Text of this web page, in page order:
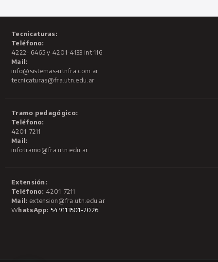
Tecnicaturas:
Teléfono:
4222- 6465 y 4201-4133 int 116
Mail:
info@sistemas-utnfra.com.ar
tecnicaturas@fra.utn.edu.ar
Tramo pedagógico:
Teléfono:
4201-7211
Mail:
infotramo@fra.utn.edu.ar
Extensión:
Teléfono: 4201-7211
Mail: extension@fra.utn.edu.ar
WhatsApp: 549113501-2026